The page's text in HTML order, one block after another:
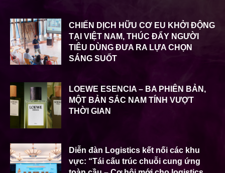
CHIẾN DỊCH HỮU CƠ EU KHỞI ĐỘNG
TẠI VIỆT NAM, THÚC ĐẨY NGƯỜI
TIÊU DÙNG ĐƯA RA LỰA CHỌN
SÁNG SUỐT
LOEWE ESENCIA – BA PHIÊN BẢN,
MỘT BẢN SẮC NAM TÍNH VƯỢT
THỜI GIAN
Diễn đàn Logistics kết nối các khu
vực: “Tái cấu trúc chuỗi cung ứng